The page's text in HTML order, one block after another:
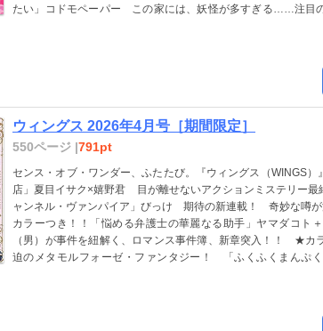
たい」コドモペーパー この家には、妖怪が多すぎる……注目
族」荒川弘 「不条理雑貨店UNREAL」片山愁 原作・ヨダ
ひ 「熱帯デラシネ宝飾店」夏目イサク×嬉野君 「ふくふく
た」草間さかえ 「山田と加瀬さん。」高嶋ひろみ 「僕らの
須磨子 「双璧のカバリエ」佐々木久美子 「ファサード 嫁
にいる」篠原烏童 「少年魔法士 フレアスタックス」なるし
ずあなたの役に立つ海馬」菅野彰×南野ましろ ●表紙 伊東
定配信となります※ 電子版「ウィングス」内に掲載されて
時のものとなります。電子版には付録は含まれていない場合が
締め切りが過ぎているものや受付対象外のものもございますの
ウィングス 2026年4月号［期間限定］
550ページ |791pt
センス・オブ・ワンダー、ふたたび。『ウィングス（WINGS
店」夏目イサク×嬉野君 目が離せないアクションミステリー
ャンネル・ヴァンパイア」びっけ 期待の新連載！ 奇妙な噂
カラーつき！！「悩める弁護士の華麗なる助手」ヤマダコ
（男）が事件を紐解く、ロマンス事件簿、新章突入！！ ★
迫のメタモルフォーゼ・ファンタジー！ 「ふくふくまん
「東の森の魔女の庭」越田うめ 「カラスヤサトシの新びっ
UNREAL」片山愁 原作・ヨダカケイ 「魔法のつかいかた」